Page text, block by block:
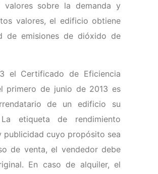
valores sobre la demanda y
valores, el edificio obtiene
de emisiones de dióxido de
el Certificado de Eficiencia
primero de junio de 2013 es
de un edificio su
etiqueta de rendimiento
cuyo propósito sea
de venta, el vendedor debe
En caso de alquiler, el